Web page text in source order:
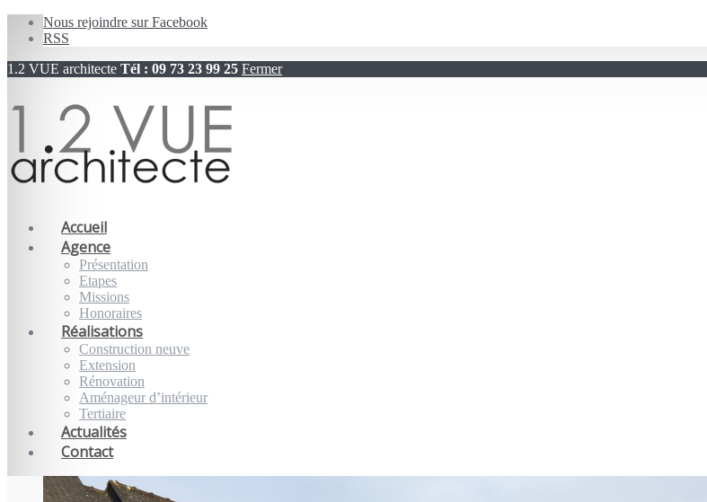
Nous rejoindre sur Facebook
RSS
1.2 VUE architecte Tél : 09 73 23 99 25 Fermer
Accueil
Agence
Présentation
Etapes
Missions
Honoraires
Réalisations
Construction neuve
Extension
Rénovation
Aménageur d’intérieur
Tertiaire
Actualités
Contact